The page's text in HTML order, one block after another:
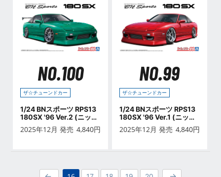
NO.100
ザ☆チューンドカー
1/24 BNスポーツ RPS13
180SX '96 Ver.2 (ニッサ
2025年12月 発売 4,840円
NO.99
ザ☆チューンドカー
1/24 BNスポーツ RPS13
180SX '96 Ver.1 (ニッサ
2025年12月 発売 4,840円